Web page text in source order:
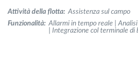
Download remoto del
Controllo accessi
Attività della flotta: Assistenza sul campo
Funzionalità: Allarmi in tempo reale |
| Integrazione col terminale di